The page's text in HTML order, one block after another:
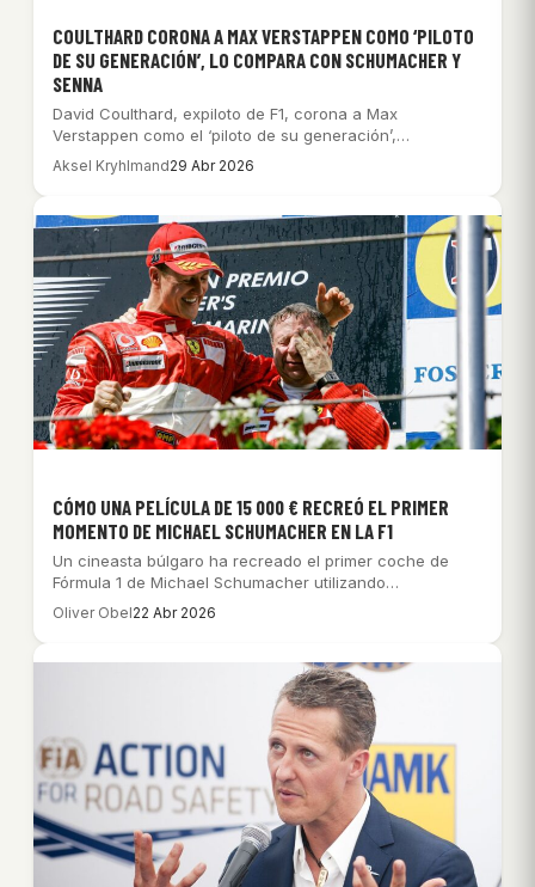
COULTHARD CORONA A MAX VERSTAPPEN COMO ‘PILOTO
DE SU GENERACIÓN’, LO COMPARA CON SCHUMACHER Y
SENNA
David Coulthard, expiloto de F1, corona a Max
Verstappen como el ‘piloto de su generación’,…
Aksel Kryhlmand29 Abr 2026
CÓMO UNA PELÍCULA DE 15 000 € RECREÓ EL PRIMER
MOMENTO DE MICHAEL SCHUMACHER EN LA F1
Un cineasta búlgaro ha recreado el primer coche de
Fórmula 1 de Michael Schumacher utilizando…
Oliver Obel22 Abr 2026